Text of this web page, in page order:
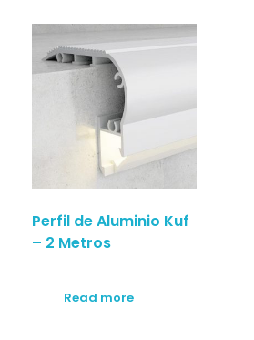
Perfil de Aluminio Kuf
– 2 Metros
Read more